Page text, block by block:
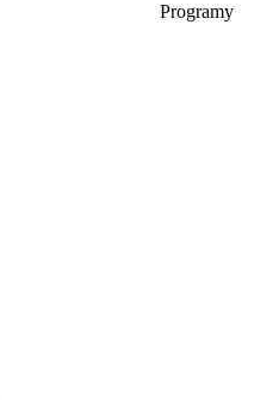
Programy